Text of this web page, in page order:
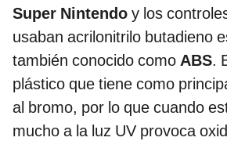
Super Nintendo y los
usaban acrilonitrilo butadieno
también conocido como ABS.
plástico que tiene como
al bromo, por lo que cuando
mucho a la luz UV provoca